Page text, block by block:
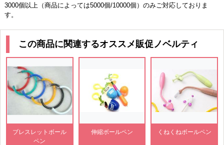
3000個以上（商品によっては5000個/10000個）のみご対応しておりま
す。
この商品に関連するオススメ販促ノベルティ
ブレスレットボール
ペン
伸縮ボールペン くねくねボールペン